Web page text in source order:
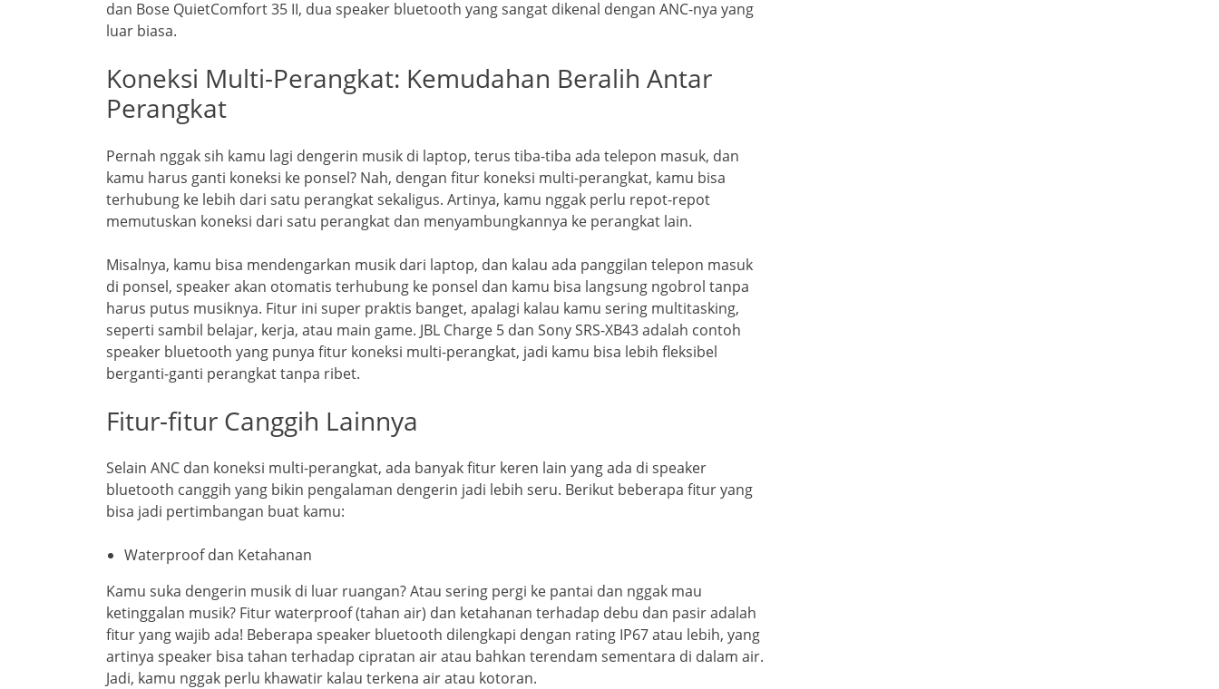
dan Bose QuietComfort 35 II, dua speaker bluetooth yang sangat dikenal dengan ANC-nya yang
luar biasa.
Koneksi Multi-Perangkat: Kemudahan Beralih Antar
Perangkat
Pernah nggak sih kamu lagi dengerin musik di laptop, terus tiba-tiba ada telepon masuk, dan
kamu harus ganti koneksi ke ponsel? Nah, dengan fitur koneksi multi-perangkat, kamu bisa
terhubung ke lebih dari satu perangkat sekaligus. Artinya, kamu nggak perlu repot-repot
memutuskan koneksi dari satu perangkat dan menyambungkannya ke perangkat lain.
Misalnya, kamu bisa mendengarkan musik dari laptop, dan kalau ada panggilan telepon masuk
di ponsel, speaker akan otomatis terhubung ke ponsel dan kamu bisa langsung ngobrol tanpa
harus putus musiknya. Fitur ini super praktis banget, apalagi kalau kamu sering multitasking,
seperti sambil belajar, kerja, atau main game. JBL Charge 5 dan Sony SRS-XB43 adalah contoh
speaker bluetooth yang punya fitur koneksi multi-perangkat, jadi kamu bisa lebih fleksibel
berganti-ganti perangkat tanpa ribet.
Fitur-fitur Canggih Lainnya
Selain ANC dan koneksi multi-perangkat, ada banyak fitur keren lain yang ada di speaker
bluetooth canggih yang bikin pengalaman dengerin jadi lebih seru. Berikut beberapa fitur yang
bisa jadi pertimbangan buat kamu:
Waterproof dan Ketahanan
Kamu suka dengerin musik di luar ruangan? Atau sering pergi ke pantai dan nggak mau
ketinggalan musik? Fitur waterproof (tahan air) dan ketahanan terhadap debu dan pasir adalah
fitur yang wajib ada! Beberapa speaker bluetooth dilengkapi dengan rating IP67 atau lebih, yang
artinya speaker bisa tahan terhadap cipratan air atau bahkan terendam sementara di dalam air.
Jadi, kamu nggak perlu khawatir kalau terkena air atau kotoran.